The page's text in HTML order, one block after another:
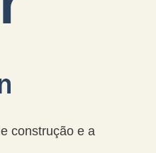
construção e a